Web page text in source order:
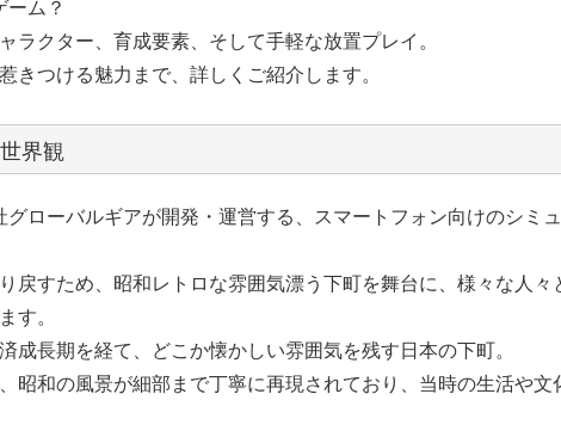
ーム？
ラクター、育成要素、そして手軽な放置プレイ。
きつける魅力まで、詳しくご紹介します。
界観
グローバルギアが開発・運営する、スマートフォン向けのシミ
戻すため、昭和レトロな雰囲気漂う下町を舞台に、様々な人々
す。
成長期を経て、どこか懐かしい雰囲気を残す日本の下町。
昭和の風景が細部まで丁寧に再現されており、当時の生活や文